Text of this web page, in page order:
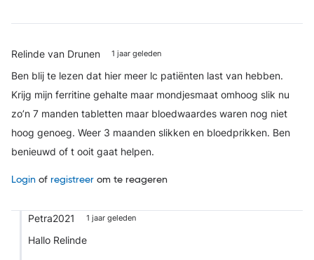
Relinde van Drunen 1 jaar geleden
Ben blij te lezen dat hier meer lc patiënten last van hebben.
Krijg mijn ferritine gehalte maar mondjesmaat omhoog slik nu
zo’n 7 manden tabletten maar bloedwaardes waren nog niet
hoog genoeg. Weer 3 maanden slikken en bloedprikken. Ben
benieuwd of t ooit gaat helpen.
Login of registreer om te reageren
Petra2021 1 jaar geleden
Hallo Relinde